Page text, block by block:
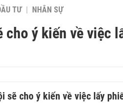
TƯ NHÂN SỰ
cho ý kiến về việc
sẽ cho ý kiến về việc lấy